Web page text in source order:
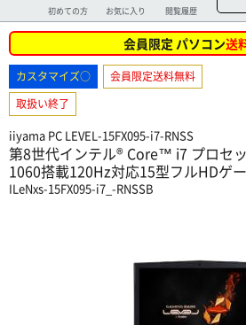
初めての方 お気に入り 閲覧履歴
会員限定 パソコン送
カスタマイズ○
会員限定送料無料
取扱い終了
iiyama PC LEVEL-15FX095-i7-RNSS
第8世代インテル® Core™ i7 プロセ
1060搭載120Hz対応15型フルHDゲ
ILeNxs-15FX095-i7_-RNSSB